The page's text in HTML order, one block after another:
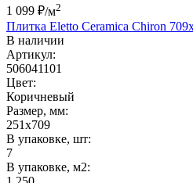
1 099 ₽/м2
Плитка Eletto Ceramica Chiron
В наличии
Артикул:
506041101
Цвет:
Коричневый
Размер, мм:
251x709
В упаковке, шт:
7
В упаковке, м2: